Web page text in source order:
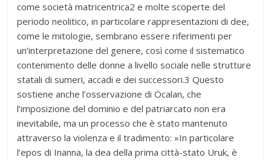
come società matricentrica2 e molte scoperte del
periodo neolitico, in particolare rappresentazioni di dee,
come le mitologie, sembrano essere riferimenti per
un’interpretazione del genere, così come il sistematico
contenimento delle donne a livello sociale nelle strutture
statali di sumeri, accadi e dei successori.3 Questo
sostiene anche l’osservazione di Öcalan, che
l’imposizione del dominio e del patriarcato non era
inevitabile, ma un processo che è stato mantenuto
attraverso la violenza e il tradimento: »In particolare
l’epos di Inanna, la dea della prima città-stato Uruk, è